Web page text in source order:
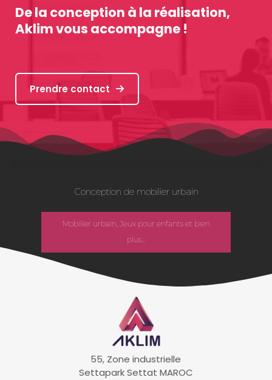
De la conception à la réalisation,
Aklim vous accompagne !
Prendre contact
Conception de mobilier urbain
Mobilier urbain, Jeux pour enfants et bien
plus...
55, Zone industrielle
Settapark Settat MAROC